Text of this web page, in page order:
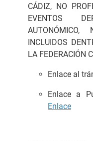
CÁDIZ, NO
EVENTOS
AUTONÓMICO,
INCLUIDOS
LA FEDERACIÓN
Enlace al
Enlace a
Enlace